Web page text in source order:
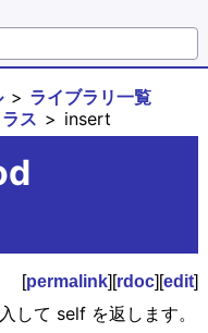
ライブラリ一覧
ス insert
[permalink][rdoc][edit]
して self を返します。